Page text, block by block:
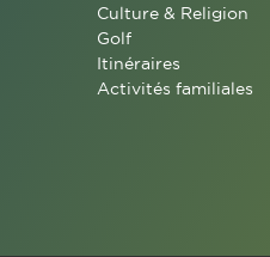
Culture & Religion
Golf
Itinéraires
Activités familiales